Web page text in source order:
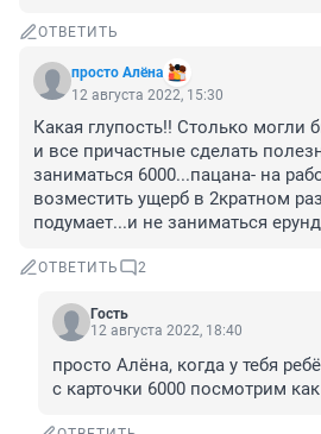
ОТВЕТИТЬ
просто Алёна
12 августа 2022, 15:30
Какая глупость!! Столько могли
и все причастные сделать
заниматься 6000...пацана- на
возместить ущерб в 2кратном
подумает...и не заниматься
ОТВЕТИТЬ 2
Гость
12 августа 2022, 18:40
просто Алёна, когда у тебя
с карточки 6000 посмотрим